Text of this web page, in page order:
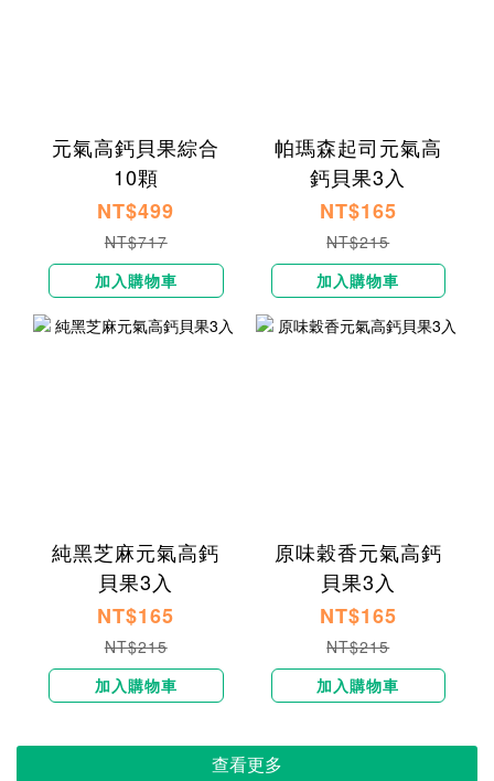
元氣高鈣貝果綜合
10顆
NT$499
NT$717
加入購物車
帕瑪森起司元氣高
鈣貝果3入
NT$165
NT$215
加入購物車
純黑芝麻元氣高鈣
貝果3入
NT$165
NT$215
加入購物車
原味穀香元氣高鈣
貝果3入
NT$165
NT$215
加入購物車
查看更多